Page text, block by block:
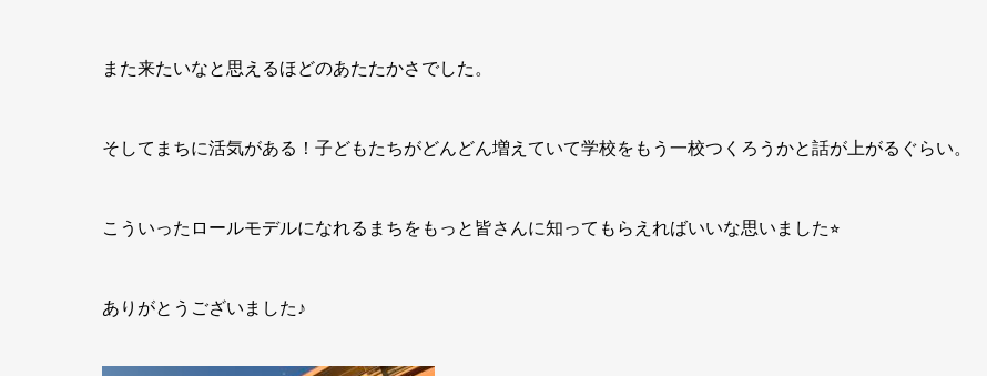
また来たいなと思えるほどのあたたかさでした。
そしてまちに活気がある！子どもたちがどんどん増えていて学校をもう一校つくろうかと話が上がるぐらい。
こういったロールモデルになれるまちをもっと皆さんに知ってもらえればいいな思いました⭐︎
ありがとうございました♪